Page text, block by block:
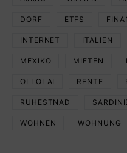
DORF ETFS
INTERNET ITALIEN
MEXIKO MIETEN
OLLOLAI RENTE
RUHESTNAD
WOHNEN WOHNUNG